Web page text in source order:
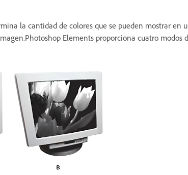
la cantidad de colores que se pueden mostrar en
Elements proporciona cuatro modos